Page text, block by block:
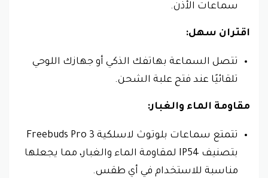
سماعات الأذن.
اقتران سهل:
تتصل السماعة بهاتفك الذكي أو جهازك اللوحي
تلقائيًا عند فتح علبة الشحن.
مقاومة الماء والغبار:
تتمتع سماعات بلوتوث لاسلكية Freebuds Pro 3
بتصنيف IP54 لمقاومة الماء والغبار، مما يجعلها
مناسبة للاستخدام في أي طقس.